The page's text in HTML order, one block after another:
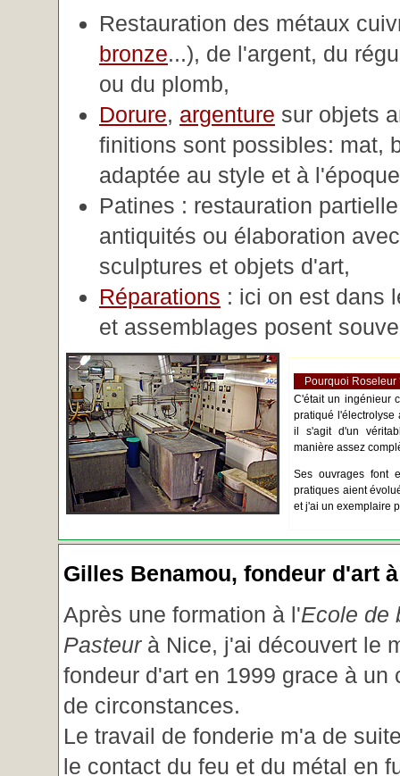
Restauration des métaux
bronze...), de l'argent, du
ou du plomb,
Dorure, argenture sur objets
finitions sont possibles: mat,
adaptée au style et à
Patines : restauration
antiquités ou élaboration
sculptures et objets d'art,
Réparations : ici on est dans
et assemblages posent
Pourquoi Roseleur
C'était un ingénieur
pratiqué l'électrolyse
il s'agit d'un
manière assez
Ses ouvrages font
pratiques aient
et j'ai un exemplaire
Gilles Benamou, fondeur d'art
Après une formation à l'Ecole de
Pasteurà Nice, j'ai découvert le
fondeur d'art en 1999 grace à un
de circonstances.
Le travail de fonderie m'a de
le contact du feu et du métal en